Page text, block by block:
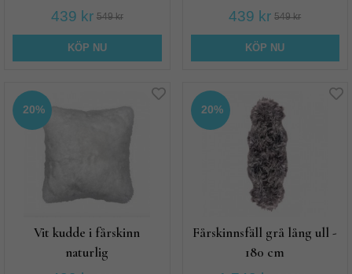
439 kr 549 kr
KÖP NU
439 kr 549 kr
KÖP NU
20%
Vit kudde i fårskinn
naturlig
20%
Fårskinnsfäll grå lång ull -
180 cm